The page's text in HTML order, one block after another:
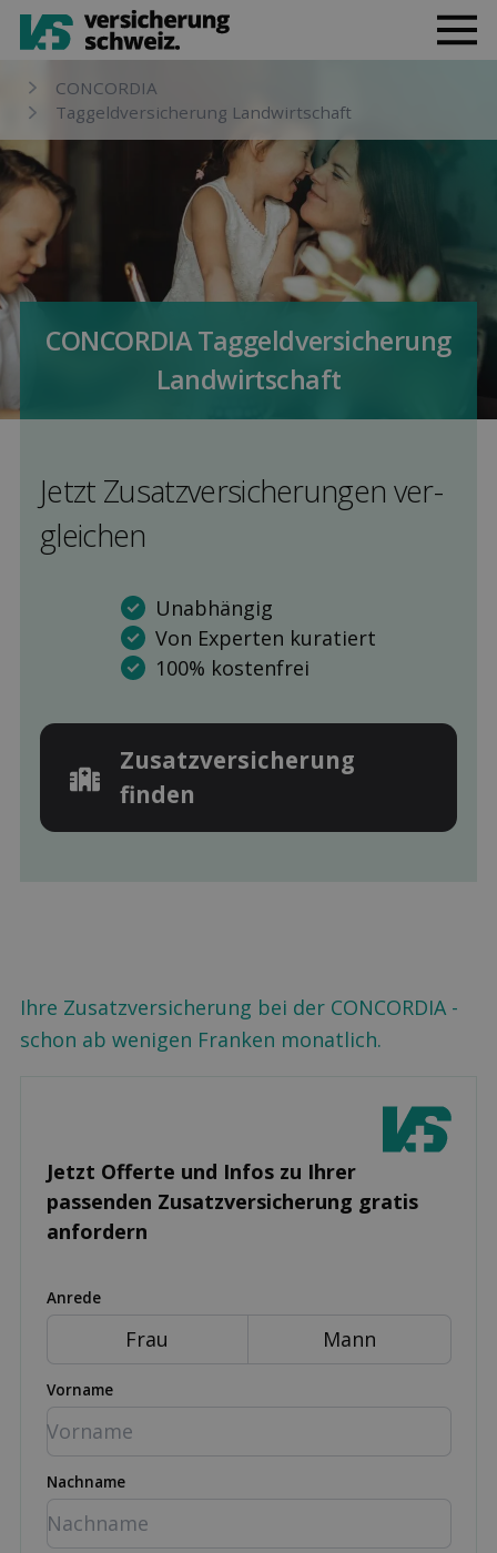
CONCORDIA
Taggeld­versicherung Landwirtschaft
CONCORDIA Taggeld­versicherung
Landwirtschaft
Jetzt Zusatz­versicherungen ver­
gleichen
Unabhängig
Von Experten kuratiert
100% kostenfrei
Zusatz­versicherung
finden
Ihre Zusatzversicherung bei der CONCORDIA -
schon ab wenigen Franken monatlich.
Jetzt Offerte und Infos zu Ihrer
passenden Zusatz­versicherung gratis
anfordern
Anrede
Frau Mann
Vorname
Nachname